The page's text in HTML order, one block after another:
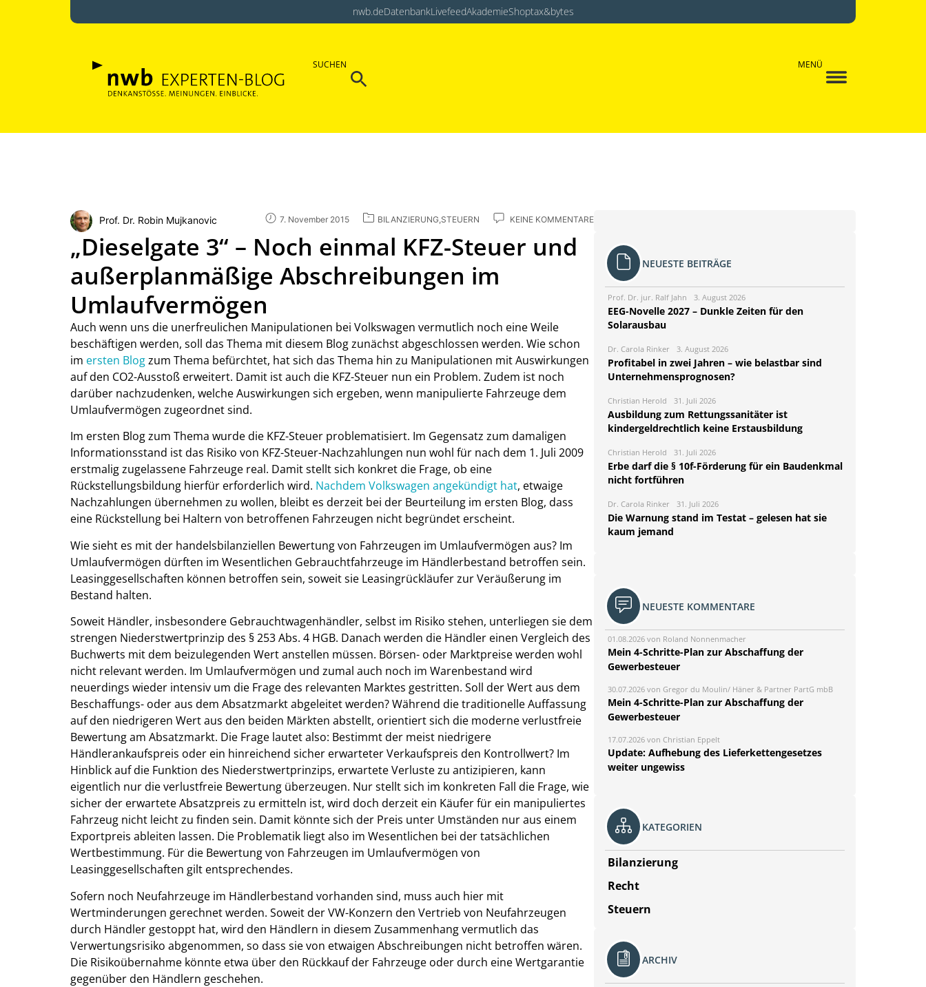
nwb.deDatenbankLivefeedAkademieShoptax&bytes
SUCHEN
Search
MENÜ
Prof. Dr. Robin Mujkanovic 7. November 2015 BILANZIERUNG,STEUERN KEINE KOMMENTARE
„Dieselgate 3“ – Noch einmal KFZ-Steuer und
außerplanmäßige Abschreibungen im
Umlaufvermögen
Auch wenn uns die unerfreulichen Manipulationen bei Volkswagen vermutlich noch eine Weile
beschäftigen werden, soll das Thema mit diesem Blog zunächst abgeschlossen werden. Wie schon
im ersten Blogzum Thema befürchtet, hat sich das Thema hin zu Manipulationen mit Auswirkungen
auf den CO2-Ausstoß erweitert. Damit ist auch die KFZ-Steuer nun ein Problem. Zudem ist noch
darüber nachzudenken, welche Auswirkungen sich ergeben, wenn manipulierte Fahrzeuge dem
Umlaufvermögen zugeordnet sind.
Im ersten Blog zum Thema wurde die KFZ-Steuer problematisiert. Im Gegensatz zum damaligen
Informationsstand ist das Risiko von KFZ-Steuer-Nachzahlungen nun wohl für nach dem 1. Juli 2009
erstmalig zugelassene Fahrzeuge real. Damit stellt sich konkret die Frage, ob eine
Rückstellungsbildung hierfür erforderlich wird. Nachdem Volkswagen angekündigt hat, etwaige
Nachzahlungen übernehmen zu wollen, bleibt es derzeit bei der Beurteilung im ersten Blog, dass
eine Rückstellung bei Haltern von betroffenen Fahrzeugen nicht begründet erscheint.
Wie sieht es mit der handelsbilanziellen Bewertung von Fahrzeugen im Umlaufvermögen aus? Im
Umlaufvermögen dürften im Wesentlichen Gebrauchtfahrzeuge im Händlerbestand betroffen sein.
Leasinggesellschaften können betroffen sein, soweit sie Leasingrückläufer zur Veräußerung im
Bestand halten.
Soweit Händler, insbesondere Gebrauchtwagenhändler, selbst im Risiko stehen, unterliegen sie dem
strengen Niederstwertprinzip des § 253 Abs. 4 HGB. Danach werden die Händler einen Vergleich des
Buchwerts mit dem beizulegenden Wert anstellen müssen. Börsen- oder Marktpreise werden wohl
nicht relevant werden. Im Umlaufvermögen und zumal auch noch im Warenbestand wird
neuerdings wieder intensiv um die Frage des relevanten Marktes gestritten. Soll der Wert aus dem
Beschaffungs- oder aus dem Absatzmarkt abgeleitet werden? Während die traditionelle Auffassung
auf den niedrigeren Wert aus den beiden Märkten abstellt, orientiert sich die moderne verlustfreie
Bewertung am Absatzmarkt. Die Frage lautet also: Bestimmt der meist niedrigere
Händlerankaufspreis oder ein hinreichend sicher erwarteter Verkaufspreis den Kontrollwert? Im
Hinblick auf die Funktion des Niederstwertprinzips, erwartete Verluste zu antizipieren, kann
eigentlich nur die verlustfreie Bewertung überzeugen. Nur stellt sich im konkreten Fall die Frage, wie
sicher der erwartete Absatzpreis zu ermitteln ist, wird doch derzeit ein Käufer für ein manipuliertes
Fahrzeug nicht leicht zu finden sein. Damit könnte sich der Preis unter Umständen nur aus einem
Exportpreis ableiten lassen. Die Problematik liegt also im Wesentlichen bei der tatsächlichen
Wertbestimmung. Für die Bewertung von Fahrzeugen im Umlaufvermögen von
Leasinggesellschaften gilt entsprechendes.
Sofern noch Neufahrzeuge im Händlerbestand vorhanden sind, muss auch hier mit
Wertminderungen gerechnet werden. Soweit der VW-Konzern den Vertrieb von Neufahrzeugen
durch Händler gestoppt hat, wird den Händlern in diesem Zusammenhang vermutlich das
Verwertungsrisiko abgenommen, so dass sie von etwaigen Abschreibungen nicht betroffen wären.
Die Risikoübernahme könnte etwa über den Rückkauf der Fahrzeuge oder durch eine Wertgarantie
gegenüber den Händlern geschehen.
NEUESTE BEITRÄGE
Prof. Dr. jur. Ralf Jahn 3. August 2026
EEG-Novelle 2027 – Dunkle Zeiten für den
Solarausbau
Dr. Carola Rinker 3. August 2026
Profitabel in zwei Jahren – wie belastbar sind
Unternehmensprognosen?
Christian Herold 31. Juli 2026
Ausbildung zum Rettungssanitäter ist
kindergeldrechtlich keine Erstausbildung
Christian Herold 31. Juli 2026
Erbe darf die § 10f-Förderung für ein Baudenkmal
nicht fortführen
Dr. Carola Rinker 31. Juli 2026
Die Warnung stand im Testat – gelesen hat sie
kaum jemand
NEUESTE KOMMENTARE
01.08.2026 von Roland Nonnenmacher
Mein 4-Schritte-Plan zur Abschaffung der
Gewerbesteuer
30.07.2026 von Gregor du Moulin/ Häner & Partner PartG mbB
Mein 4-Schritte-Plan zur Abschaffung der
Gewerbesteuer
17.07.2026 von Christian Eppelt
Update: Aufhebung des Lieferkettengesetzes
weiter ungewiss
KATEGORIEN
Bilanzierung
Recht
Steuern
ARCHIV